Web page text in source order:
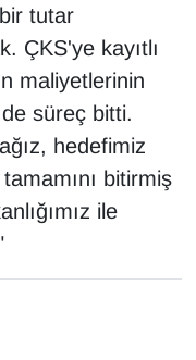
tutar
ÇKS'ye kayıtlı
maliyetlerinin
süreç bitti.
hedefimiz
bitirmiş
ile